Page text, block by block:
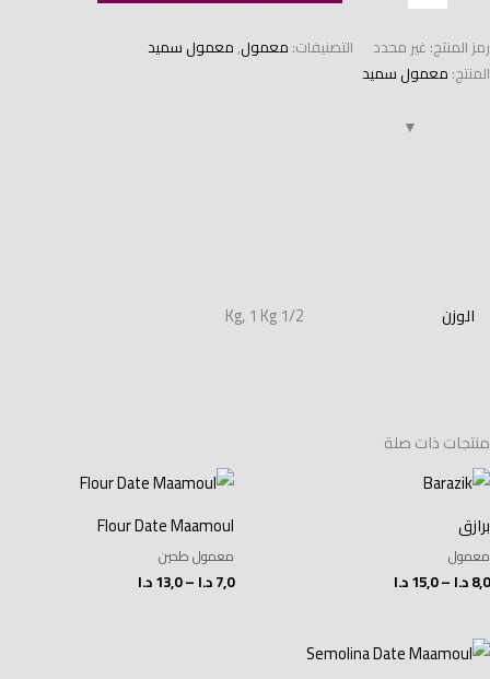
رمز المنتج: غير محدد التصنيفات: معمول,معمول سميد
المنتج: معمول سميد
الوزن 1/2 Kg, 1 Kg
منتجات ذات صلة
برازق
معمول
8,0د.ا –
15,0د.ا
Flour Date Maamoul
معمول طحين
7,0د.ا –
13,0د.ا
نطاق
السعر:
من
نطاق
السعر: